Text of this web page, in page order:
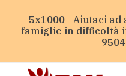
5x1000 - Aiutaci ad
famiglie in difficoltà